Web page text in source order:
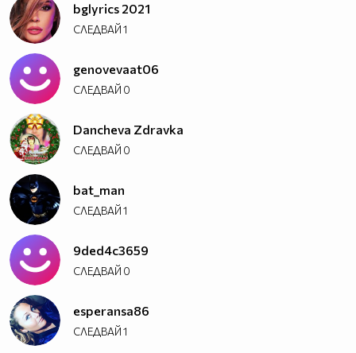
bglyrics 2021
СЛЕДВАЙ1
genovevaat06
СЛЕДВАЙ 0
Dancheva Zdravka
СЛЕДВАЙ 0
bat_man
СЛЕДВАЙ1
9ded4c3659
СЛЕДВАЙ 0
esperansa86
СЛЕДВАЙ1